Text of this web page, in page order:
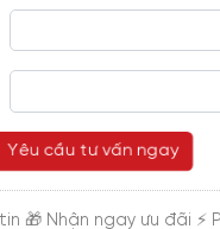
Yêu cầu tư vấn ngay